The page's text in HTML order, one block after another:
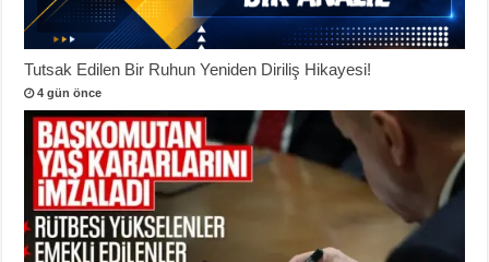
Tutsak Edilen Bir Ruhun Yeniden Diriliş Hikayesi!
4 gün önce